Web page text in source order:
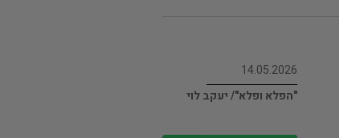
14.05.2026
"הפלא ופלא"/ יעקב לוי